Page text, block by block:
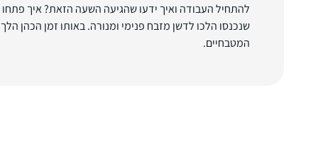
להתחיל העבודה ואיך ידעו שהגיעה השעה הזאת? איך
שנכנסו הלכו לדשן מזבח פנימי ומנורה. באותו זמן הכהן
המטבחיים.